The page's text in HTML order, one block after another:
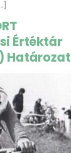
Értéktár
Határozat